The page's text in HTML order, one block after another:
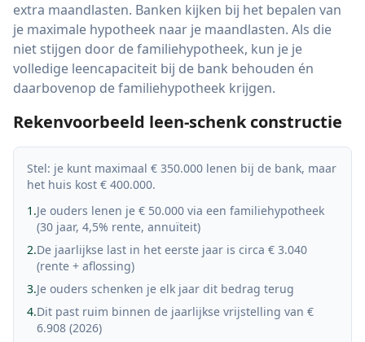
extra maandlasten. Banken kijken bij het bepalen van
je maximale hypotheek naar je maandlasten. Als die
niet stijgen door de familiehypotheek, kun je je
volledige leencapaciteit bij de bank behouden én
daarbovenop de familiehypotheek krijgen.
Rekenvoorbeeld leen-schenk constructie
Stel: je kunt maximaal € 350.000 lenen bij de bank, maar
het huis kost € 400.000.
1.Je ouders lenen je € 50.000 via een familiehypotheek
(30 jaar, 4,5% rente, annuïteit)
2.De jaarlijkse last in het eerste jaar is circa € 3.040
(rente + aflossing)
3.Je ouders schenken je elk jaar dit bedrag terug
4.Dit past ruim binnen de jaarlijkse vrijstelling van €
6.908 (2026)